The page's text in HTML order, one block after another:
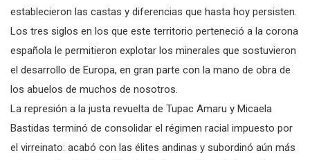
establecieron las castas y diferencias que hasta hoy persisten.
Los tres siglos en los que este territorio perteneció a la corona
española le permitieron explotar los minerales que sostuvieron
el desarrollo de Europa, en gran parte con la mano de obra de
los abuelos de muchos de nosotros.
La represión a la justa revuelta de Tupac Amaru y Micaela
Bastidas terminó de consolidar el régimen racial impuesto por
el virreinato: acabó con las élites andinas y subordinó aún más